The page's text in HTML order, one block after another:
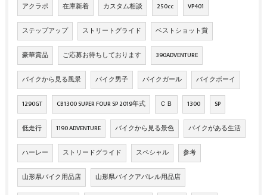
アクラポ 在庫新着 カスタム相談 250cc VP401
ステップアップ ストリートグライド ベストショット賞
豪華賞品 ご応募お待ちしております 390ADVENTURE
バイクから見る風景 バイク男子 バイクガール バイクボーイ
1290GT CB1300 SUPER FOUR SP 2019年式 ＣＢ 1300 SP
低走行 1190 ADVENTURE バイクから見る景色 バイクがある生活
ハーレー ストリードグライド スペシャル 参考
山形県バイク用品店 山形県バイクアパレル用品店